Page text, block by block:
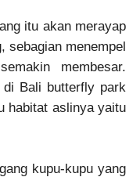
itu akan merayap
sebagian menempel
membesar.
di Bali butterfly park
habitat aslinya yaitu
kupu-kupu yang